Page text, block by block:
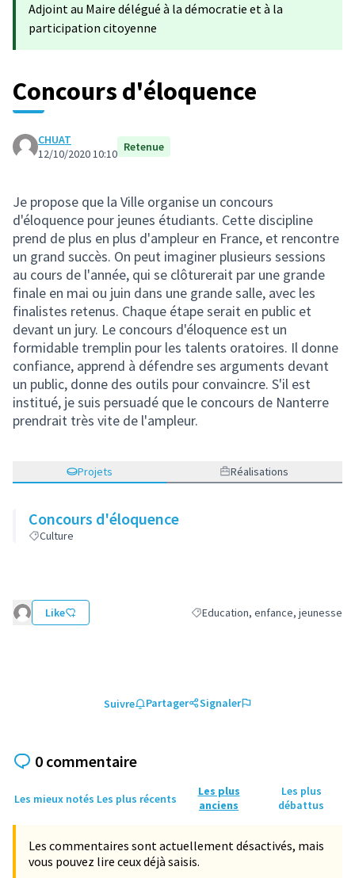
Adjoint au Maire délégué à la démocratie et à la
participation citoyenne
Concours d'éloquence
CHUAT
12/10/2020 10:10 Retenue
Je propose que la Ville organise un concours
d'éloquence pour jeunes étudiants. Cette discipline
prend de plus en plus d'ampleur en France, et rencontre
un grand succès. On peut imaginer plusieurs sessions
au cours de l'année, qui se clôturerait par une grande
finale en mai ou juin dans une grande salle, avec les
finalistes retenus. Chaque étape serait en public et
devant un jury. Le concours d'éloquence est un
formidable tremplin pour les talents oratoires. Il donne
confiance, apprend à défendre ses arguments devant
un public, donne des outils pour convaincre. S'il est
institué, je suis persuadé que le concours de Nanterre
prendrait très vite de l'ampleur.
Projets Réalisations
Concours d'éloquence
Culture
Like Filtrer les résultats de la
Education, enfance, jeunesse
Suivre Partager Signaler
0 commentaire
Les mieux notés Les plus récents
Les plus
anciens
Les plus
débattus
Les commentaires sont actuellement désactivés, mais
vous pouvez lire ceux déjà saisis.